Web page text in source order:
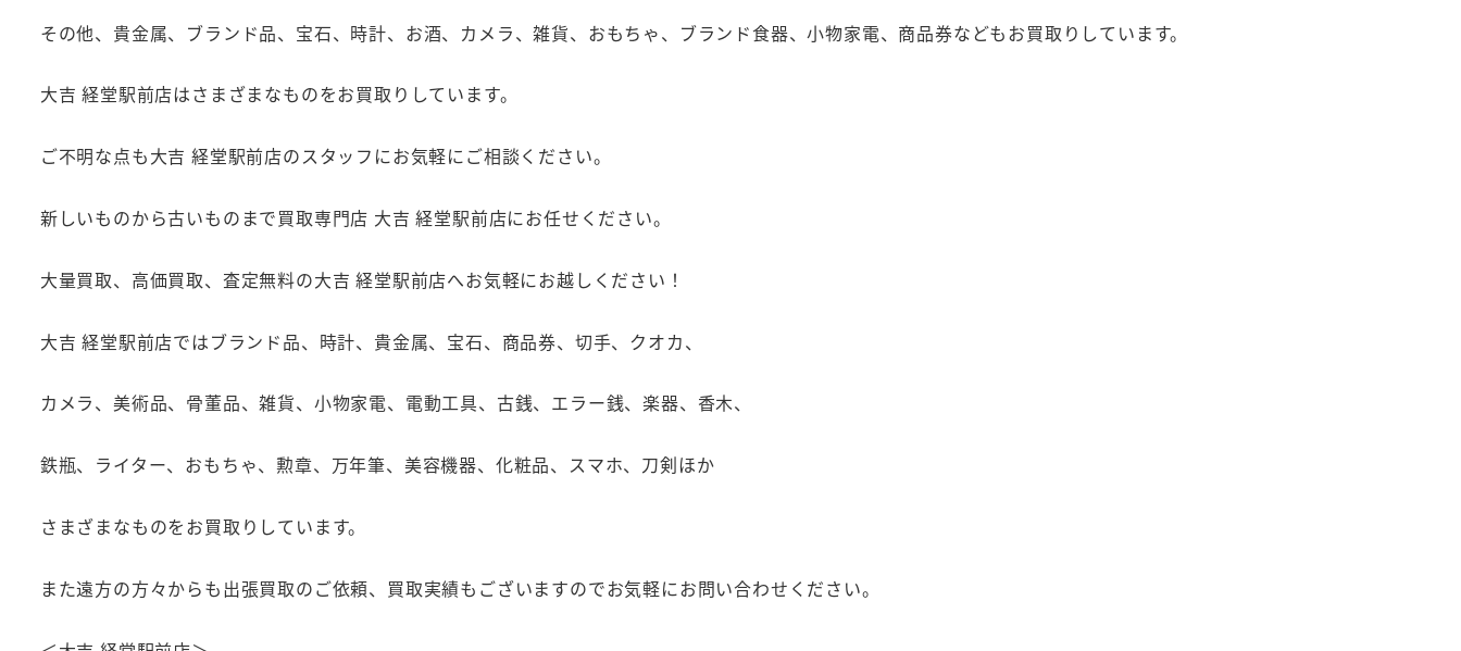
その他、貴金属、ブランド品、宝石、時計、お酒、カメラ、雑貨、おもちゃ、ブランド食器、小物家電、商品券などもお買取りしています。
大吉 経堂駅前店はさまざまなものをお買取りしています。
ご不明な点も大吉 経堂駅前店のスタッフにお気軽にご相談ください。
新しいものから古いものまで買取専門店 大吉 経堂駅前店にお任せください。
大量買取、高価買取、査定無料の大吉 経堂駅前店へお気軽にお越しください！
大吉 経堂駅前店ではブランド品、時計、貴金属、宝石、商品券、切手、クオカ、
カメラ、美術品、骨董品、雑貨、小物家電、電動工具、古銭、エラー銭、楽器、香木、
鉄瓶、ライター、おもちゃ、勲章、万年筆、美容機器、化粧品、スマホ、刀剣ほか
さまざまなものをお買取りしています。
また遠方の方々からも出張買取のご依頼、買取実績もございますのでお気軽にお問い合わせください。